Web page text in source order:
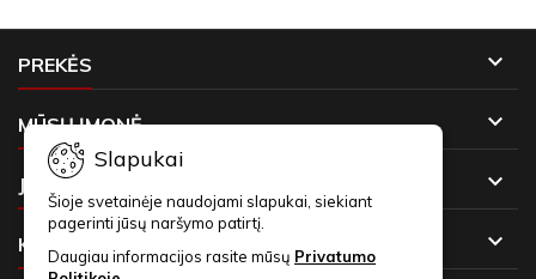
PREKĖS 
MŪSŲ ĮMONĖ 
JŪSŲ PASKYRA 
KONTAKTAI 
Slapukai
Šioje svetainėje naudojami slapukai, siekiant
pagerinti jūsų naršymo patirtį.
Daugiau informacijos rasite mūsų Privatumo